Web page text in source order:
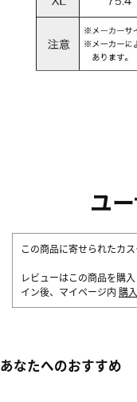
ユ
この商品に寄せられたカ
レビューはこの商品を購
イン後、マイページ内 購
あなたへのおすすめ